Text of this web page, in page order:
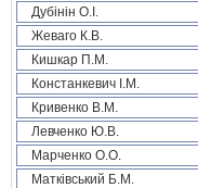
Дубінін О.І.
Жеваго К.В.
Кишкар П.М.
Констанкевич І.М.
Кривенко В.М.
Левченко Ю.В.
Марченко О.О.
Матківський Б.М.